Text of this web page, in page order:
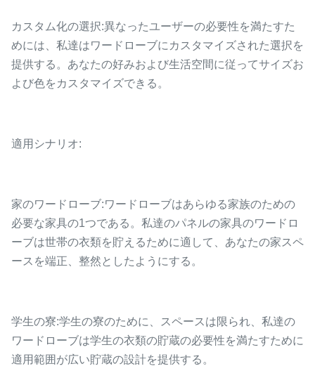
カスタム化の選択:異なったユーザーの必要性を満たすた
めには、私達はワードローブにカスタマイズされた選択を
提供する。あなたの好みおよび生活空間に従ってサイズお
よび色をカスタマイズできる。
適用シナリオ:
家のワードローブ:ワードローブはあらゆる家族のための
必要な家具の1つである。私達のパネルの家具のワードロ
ーブは世帯の衣類を貯えるために適して、あなたの家スペ
ースを端正、整然としたようにする。
学生の寮:学生の寮のために、スペースは限られ、私達の
ワードローブは学生の衣類の貯蔵の必要性を満たすために
適用範囲が広い貯蔵の設計を提供する。